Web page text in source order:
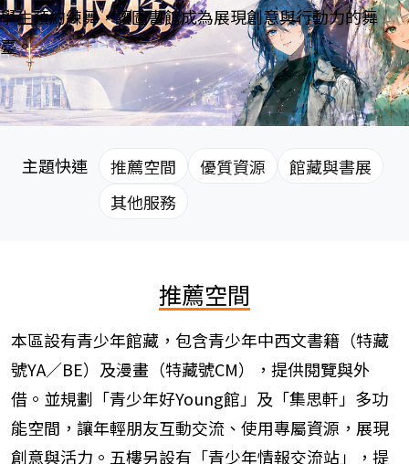
學生預約練舞，讓圖書館成為展現創意與行動力的舞
臺。
主題快連 推薦空間 優質資源
館藏與書展
其他服務
推薦空間
本區設有青少年館藏，包含青少年中西文書籍（特藏
號YA／BE）及漫畫（特藏號CM），提供閱覽與外
借。並規劃「青少年好Young館」及「集思軒」多功
能空間，讓年輕朋友互動交流、使用專屬資源，展現
創意與活力。五樓另設有「青少年情報交流站」，提